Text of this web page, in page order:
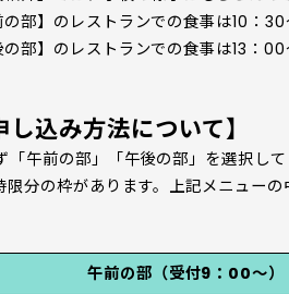
部】のレストランでの食事は10：
部】のレストランでの食事は13：
し込み方法について】
「午前の部」「午後の部」を選択して
限分の枠があります。上記メニュー
午前の部（受付9：00～）